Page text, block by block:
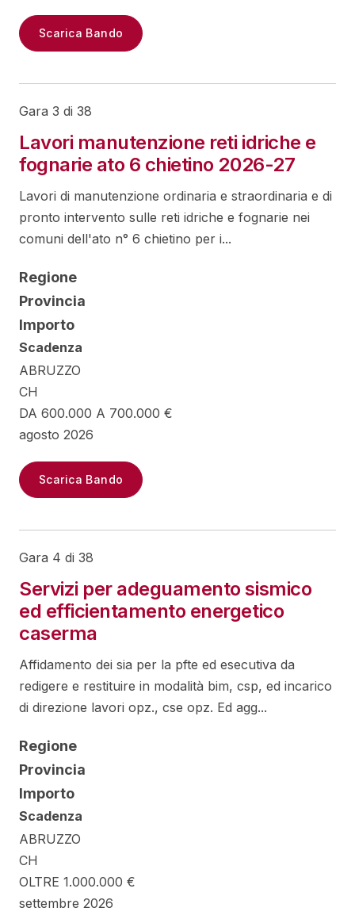
Scarica Bando
Gara 3 di 38
Lavori manutenzione reti idriche e
fognarie ato 6 chietino 2026-27
Lavori di manutenzione ordinaria e straordinaria e di
pronto intervento sulle reti idriche e fognarie nei
comuni dell'ato n° 6 chietino per i...
Regione
Provincia
Importo
Scadenza
ABRUZZO
CH
DA 600.000 A 700.000 €
agosto 2026
Scarica Bando
Gara 4 di 38
Servizi per adeguamento sismico
ed efficientamento energetico
caserma
Affidamento dei sia per la pfte ed esecutiva da
redigere e restituire in modalità bim, csp, ed incarico
di direzione lavori opz., cse opz. Ed agg...
Regione
Provincia
Importo
Scadenza
ABRUZZO
CH
OLTRE 1.000.000 €
settembre 2026